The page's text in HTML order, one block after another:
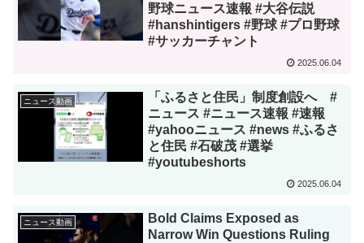
野球ニュース速報 #大谷伝説
#hanshintigers #野球 #プロ野球
#サッカーチャント
2025.06.04
ニュース動画
「ふるさと住民」制度創設へ #
ニュース #ニュース速報 #速報
#yahooニュース #news #ふるさ
と住民 #石破茂 #選挙
#youtubeshorts
2025.06.04
ニュース動画
Bold Claims Exposed as
Narrow Win Questions Ruling